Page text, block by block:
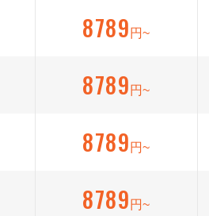
8789 円~
8789 円~
8789 円~
8789 円~